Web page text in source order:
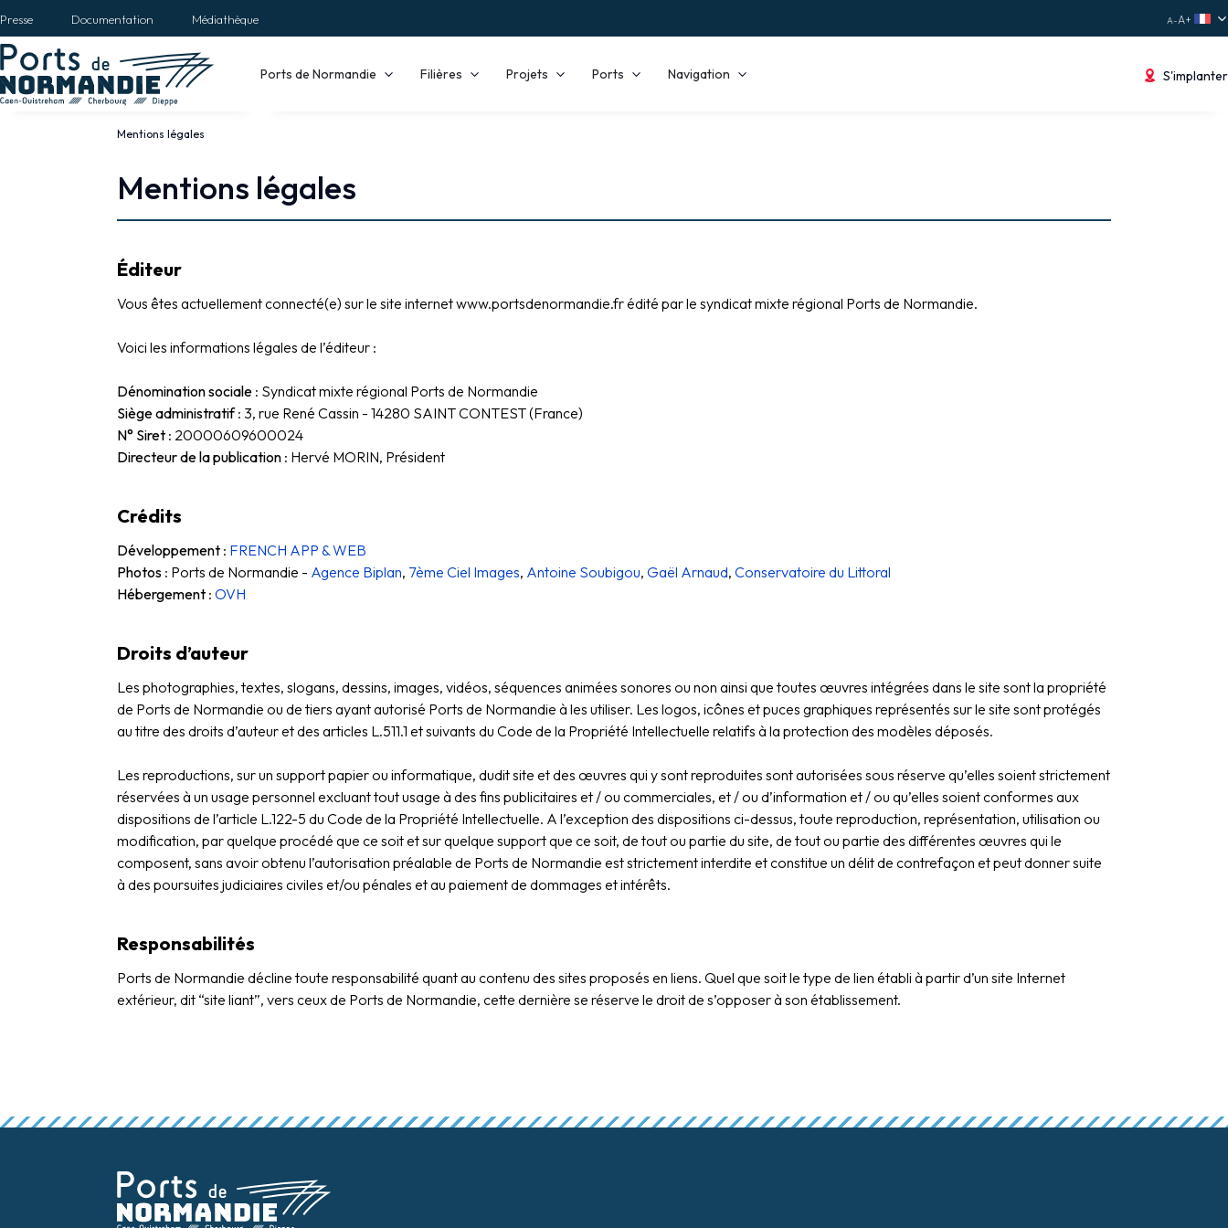
Aller
au
contenu
principal
Presse Documentation Médiathèque
Main
Ports de Normandie Filières Projets Ports Navigation S'implanter
Fil
d'Ariane
Mentions légales
Mentions
Mentions légales
Éditeur
Vous êtes actuellement connecté(e) sur le site internet www.portsdenormandie.frédité par le syndicat mixte régional Ports de Normandie.
Voici les informations légales de l’éditeur :
Dénomination sociale : Syndicat mixte régional Ports de Normandie
Siège administratif: 3, rue René Cassin - 14280 SAINT CONTEST (France)
N° Siret : 20000609600024
Directeur de la publication : Hervé MORIN, Président
Crédits
Développement : FRENCH APP & WEB
Photos : Ports de Normandie - Agence Biplan, 7ème Ciel Images, Antoine Soubigou, Gaël Arnaud, Conservatoire du Littoral
Hébergement : OVH
Droits d’auteur
Les photographies, textes, slogans, dessins, images, vidéos, séquences animées sonores ou non ainsi que toutes œuvres intégrées dans le site sont la propriété
de Ports de Normandie ou de tiers ayant autorisé Ports de Normandie à les utiliser. Les logos, icônes et puces graphiques représentés sur le site sont protégés
au titre des droits d’auteur et des articles L.511.1 et suivants du Code de la Propriété Intellectuelle relatifs à la protection des modèles déposés.
Les reproductions, sur un support papier ou informatique, dudit site et des œuvres qui y sont reproduites sont autorisées sous réserve qu’elles soient strictement
réservées à un usage personnel excluant tout usage à des fins publicitaires et / ou commerciales, et / ou d’information et / ou qu’elles soient conformes aux
dispositions de l’article L.122-5 du Code de la Propriété Intellectuelle. A l’exception des dispositions ci-dessus, toute reproduction, représentation, utilisation ou
modification, par quelque procédé que ce soit et sur quelque support que ce soit, de tout ou partie du site, de tout ou partie des différentes œuvres qui le
composent, sans avoir obtenu l’autorisation préalable de Ports de Normandie est strictement interdite et constitue un délit de contrefaçon et peut donner suite
à des poursuites judiciaires civiles et/ou pénales et au paiement de dommages et intérêts.
Responsabilités
Ports de Normandie décline toute responsabilité quant au contenu des sites proposés en liens. Quel que soit le type de lien établi à partir d’un site Internet
extérieur, dit “site liant”, vers ceux de Ports de Normandie, cette dernière se réserve le droit de s’opposer à son établissement.